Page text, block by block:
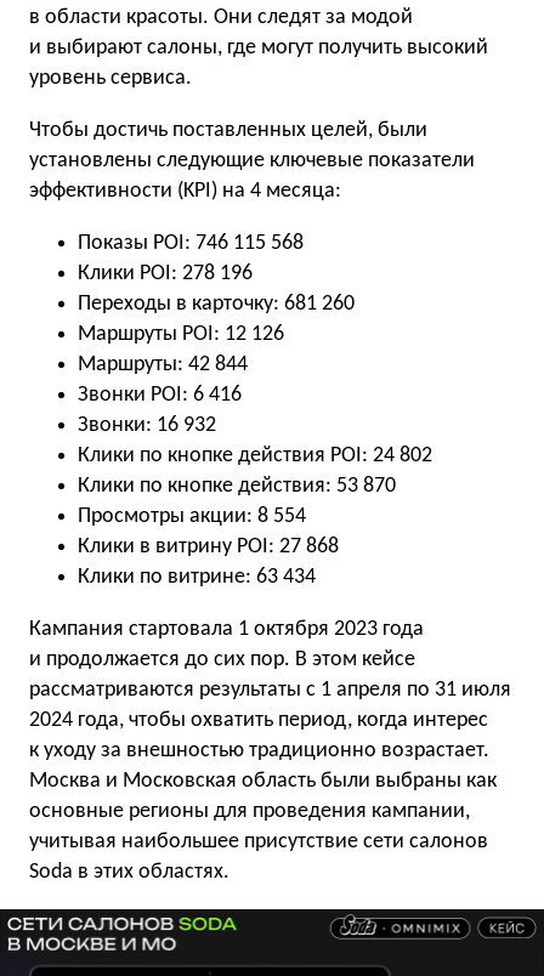
в области красоты. Они следят за модой
и выбирают салоны, где могут получить высокий
уровень сервиса.
Чтобы достичь поставленных целей, были
установлены следующие ключевые показатели
эффективности (KPI) на 4 месяца:
Показы POI: 746 115 568
Клики POI: 278 196
Переходы в карточку: 681 260
Маршруты POI: 12 126
Маршруты: 42 844
Звонки POI: 6 416
Звонки: 16 932
Клики по кнопке действия POI: 24 802
Клики по кнопке действия: 53 870
Просмотры акции: 8 554
Клики в витрину POI: 27 868
Клики по витрине: 63 434
Кампания стартовала 1 октября 2023 года
и продолжается до сих пор. В этом кейсе
рассматриваются результаты с 1 апреля по 31 июля
2024 года, чтобы охватить период, когда интерес
к уходу за внешностью традиционно возрастает.
Москва и Московская область были выбраны как
основные регионы для проведения кампании,
учитывая наибольшее присутствие сети салонов
Soda в этих областях.